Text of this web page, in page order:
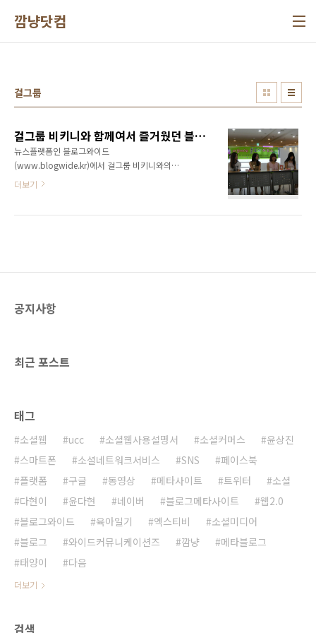
깜냥닷컴
걸그룹
걸그룹 비키니와 함께여서 즐거웠던 블로그와이드 티토크 행사
뉴스플랫폼인 블로그와이드
(www.blogwide.kr)에서 걸그룹 비키니와의
티토크 행사를 진행했습니다. 물론 저도 발행인
글 앨범도 내고 활동한다고 하니 앞으로 걸그룹
http://blogwide.kr/..
더보기
공지사항
최근 포스트
태그
소셜웹 ucc 소셜웹사용설명서 소셜커머스
윤상진
스마트폰
소셜네트워크서비스 SNS
페이스북
플랫폼
구글 동영상 메타사이트 트위터
소셜
다현이
윤다현 네이버 블로그메타사이트
웹2.0
블로그와이드
육아일기 엑스티비
소셜미디어
블로그
와이드커뮤니케이션즈 깜냥
메타블로그
태양이
다음
더보기
검색